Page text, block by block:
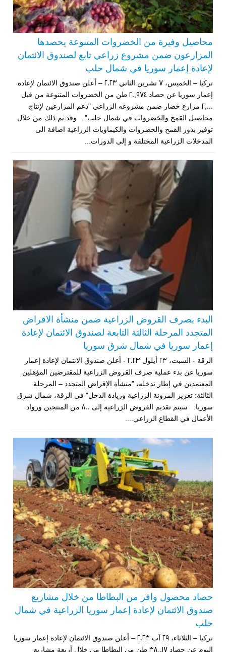
محاصيل وفيرة من الخضروات المتنوعة يحصدها
المزارعون ضمن مشروع زراعي تابع لصندوق الائتمان
لإعادة إعمار سوريا في شمال حلب
تركيا – الخميس، 7 تشرين الثاني 2023 – أعلن صندوق الائتمان لإعادة
إعمار سوريا عن حصاد 20,974 طن من الخضروات المتنوعة من قبل
2,000 مزارع خضار ضمن مشروعه الزراعي "دعم المزارعين لإنتاج
محاصيل القمح والخضروات في شمال حلب". وقد تم ذلك من خلال
توفير بذور القمح والخضروات والكيماويات الزراعية اضافة الى
المدخلات الزراعية المختلفة و إلى الدورات...
البدء بصرف القروض الزراعية ضمن منشأة الاقراض
المتجدد المرحلة الثالثة التابعة لصندوق الائتمان لإعادة
إعمار سوريا في شمال شرق سوريا
الرقة - السبت، 23 أيلول 2023 - أعلن صندوق الائتمان لإعادة إعمار
سوريا عن بدء عملية صرف القروض الزراعية للمقترضين المؤهلين
المعتمدين في إطار تدخله، "منشأة الإقراض المتجدد – المرحلة
الثالثة: تعزيز المرونة الزراعية وزيادة الدخل" في الرقة، شمال شرق
سوريا. سيتم تقديم القروض الزراعية إلى 800 من المنتجين ورواد
الأعمال في القطاع الزراعي....
حصاد محصول وافر من البطاطا من خلال مشاريع
صندوق الائتمان لإعادة إعمار سوريا الزراعية في شمال
حلب
تركيا – الثلاثاء، 29 آب 2023 – أعلن صندوق الائتمان لإعادة إعمار سوريا
اليوم عن حصاد 38,017 طن من البطاطا من خلال أربعة مشاريع